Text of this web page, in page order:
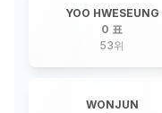
YOO HWESEUNG
0 표
53위
WONJUN